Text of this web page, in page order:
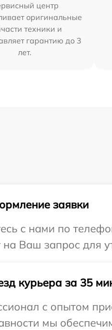
центр
оригинальные
техники и
гарантию до 3
лет.
заявки
с нами по
на Ваш запрос для
курьера за 35
с опытом
мы